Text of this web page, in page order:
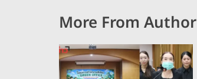
More From Author